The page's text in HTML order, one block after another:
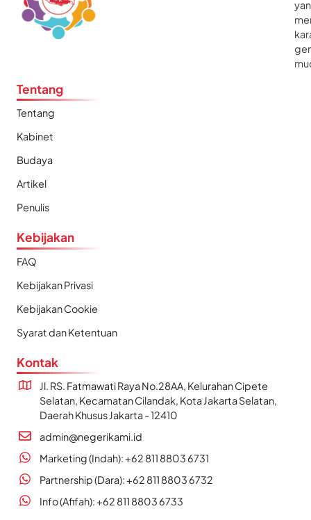
Tentang
Tentang
Kabinet
Budaya
Artikel
Penulis
Kebijakan
FAQ
Kebijakan Privasi
Kebijakan Cookie
Syarat dan Ketentuan
Kontak
Jl. RS. Fatmawati Raya No.28AA, Kelurahan Cipete
Selatan, Kecamatan Cilandak, Kota Jakarta Selatan,
Daerah Khusus Jakarta - 12410
admin@negerikami.id
Marketing (Indah): +62 811 8803 6731
Partnership (Dara): +62 811 8803 6732
Info (Afifah): +62 811 8803 6733